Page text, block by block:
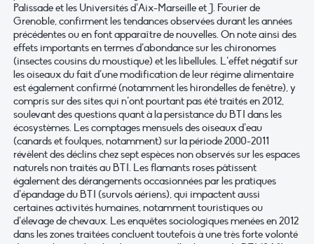
Palissade et les Universités d’Aix-Marseille et J. Fourier de
Grenoble, confirment les tendances observées durant les années
précédentes ou en font apparaître de nouvelles. On note ainsi des
effets importants en termes d’abondance sur les chironomes
(insectes cousins du moustique) et les libellules. L’effet négatif sur
les oiseaux du fait d’une modification de leur régime alimentaire
est également confirmé (notamment les hirondelles de fenêtre), y
compris sur des sites qui n’ont pourtant pas été traités en 2012,
soulevant des questions quant à la persistance du BTI dans les
écosystèmes. Les comptages mensuels des oiseaux d’eau
(canards et foulques, notamment) sur la période 2000-2011
révèlent des déclins chez sept espèces non observés sur les espaces
naturels non traités au BTI. Les flamants roses pâtissent
également des dérangements occasionnées par les pratiques
d’épandage du BTI (survols aériens), qui impactent aussi
certaines activités humaines, notamment touristiques ou
d’élevage de chevaux. Les enquêtes sociologiques menées en 2012
dans les zones traitées concluent toutefois à une très forte volonté